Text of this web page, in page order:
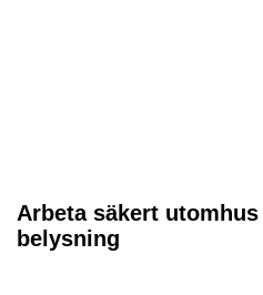
Arbeta säkert
belysning